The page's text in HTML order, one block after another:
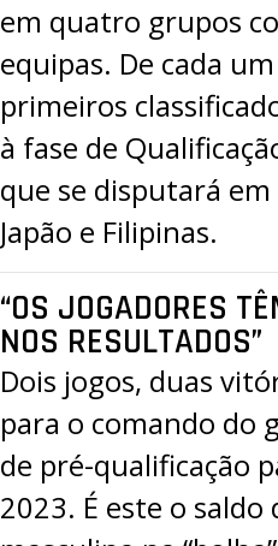
em quatro grupos
equipas. De cada
primeiros
à fase de
que se disputará
Japão e Filipinas.
“OS JOGADORES
NOS RESULTADOS”
Dois jogos, duas
para o comando do
de pré-qualificação
2023. É este o saldo